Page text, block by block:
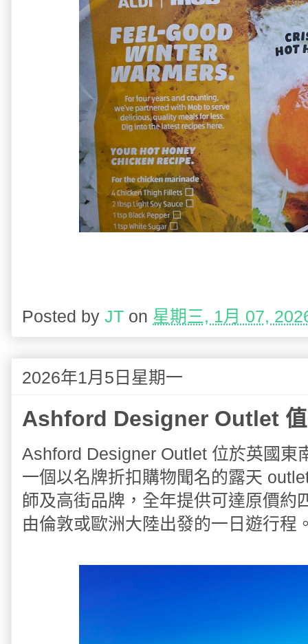
Posted by JT on 星期三, 1月 07,
2026年1月5日星期一
Ashford Designer Outlet 值
Ashford Designer Outlet 位於英國東
一個以名牌折扣購物聞名的露天
師及高街品牌，全年提供可達原價約
由倫敦或歐洲大陸出發的一日遊行程